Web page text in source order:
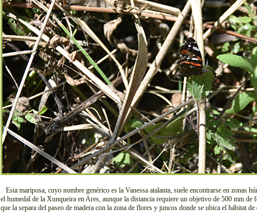
Esta mariposa, cuyo nombre genérico es la Vanessa atalanta, suele encontrarse en zonas
el humedal de la Xunqueira en Ares, aunque la distancia requiere un objetivo de 500 mm de
que la separa del paseo de madera con la zona de flores y juncos donde se ubica el hábitat de